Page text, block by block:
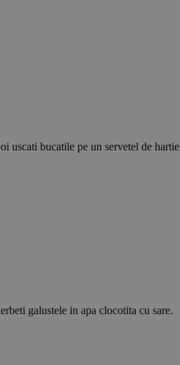
uscati bucatile pe un servetel de hartie
galustele in apa clocotita cu sare.